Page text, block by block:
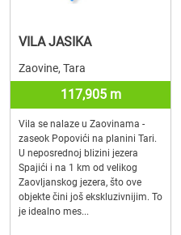
VILA JASIKA
Zaovine, Tara
117,905 m
Vila se nalaze u Zaovinama -
zaseok Popovići na planini Tari.
U neposrednoj blizini jezera
Spajići i na 1 km od velikog
Zaovljanskog jezera, što ove
objekte čini još ekskluzivnijim. To
je idealno mes...